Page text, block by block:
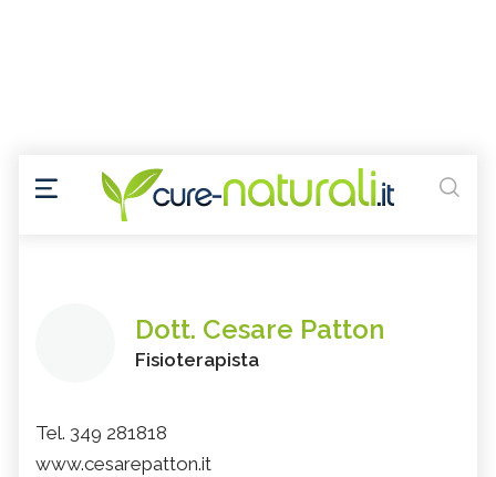
Dott. Cesare Patton
Fisioterapista
Tel. 349 281818
www.cesarepatton.it